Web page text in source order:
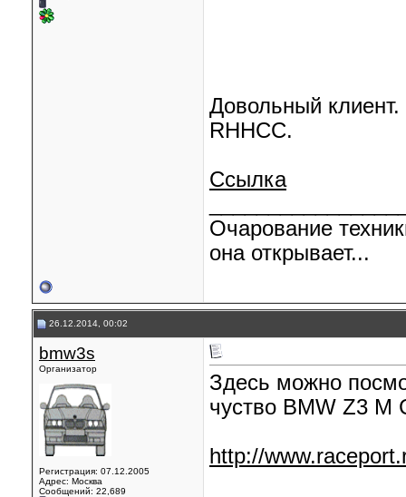
Довольный
RHHCC.
Ссылка
Очарование
она открывает...
26.12.2014, 00:02
bmw3s
Организатор
Регистрация: 07.12.2005
Адрес: Москва
Сообщений: 22,689
Здесь можно
чуство BMW Z3 M
http://